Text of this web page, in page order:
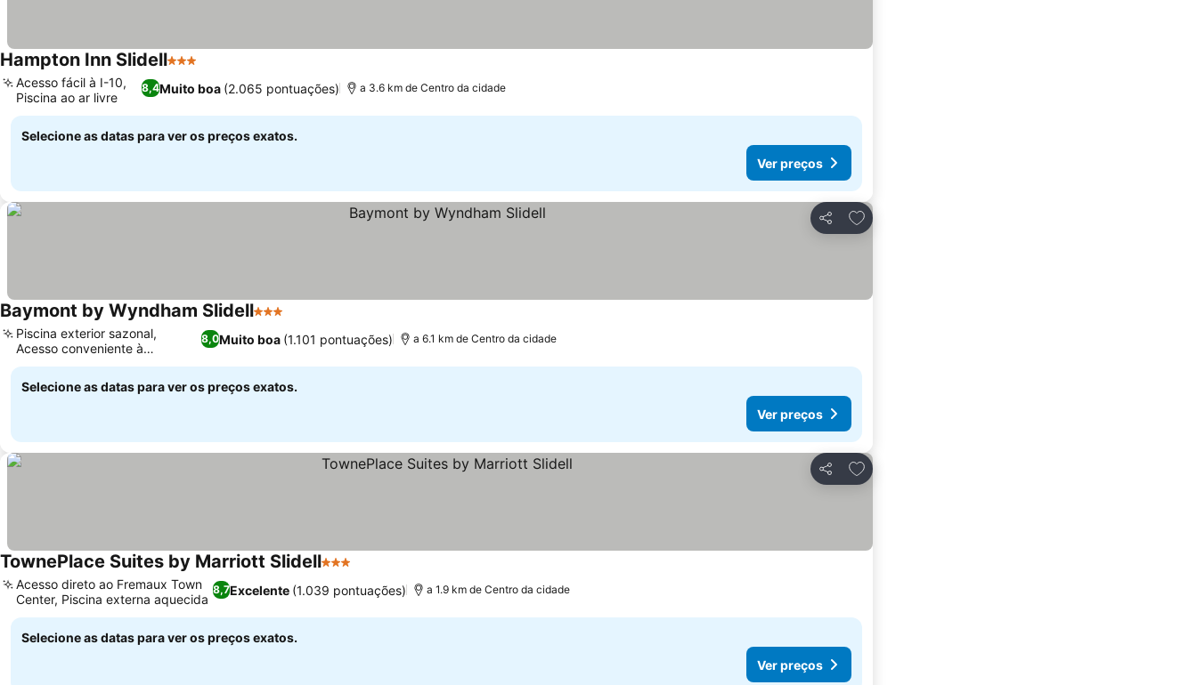
Hampton Inn Slidell3 Estrelas
8,4Muito boa (2.065 pontuações)
Acesso fácil à I-10,
Piscina ao ar livre
a 3.6 km de Centro da cidade
Selecione as datas para ver os preços exatos.
Ver preços
Partilhar
Adicionar aos favoritos
Baymont by Wyndham Slidell3 Estrelas
8,0Muito boa (1.101 pontuações)
Piscina exterior sazonal,
Acesso conveniente à
interestadual
a 6.1 km de Centro da cidade
Selecione as datas para ver os preços exatos.
Ver preços
Partilhar
Adicionar aos favoritos
TownePlace Suites by Marriott Slidell3 Estrelas
8,7Excelente (1.039 pontuações)
Acesso direto ao Fremaux Town
Center, Piscina externa aquecida
a 1.9 km de Centro da cidade
Selecione as datas para ver os preços exatos.
Ver preços